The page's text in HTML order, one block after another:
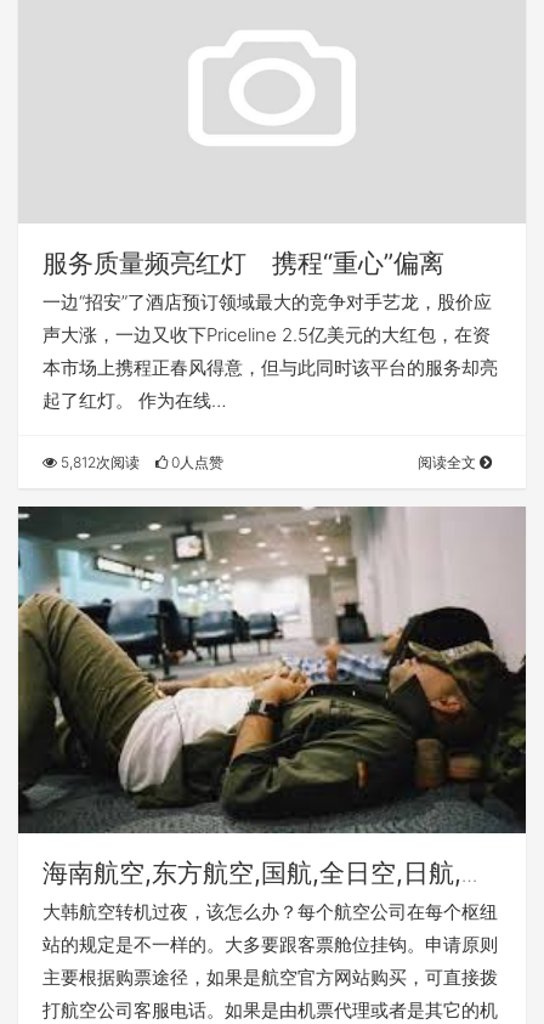
服务质量频亮红灯 携程“重心”偏离
一边“招安”了酒店预订领域最大的竞争对手艺龙，股价应
声大涨，一边又收下Priceline 2.5亿美元的大红包，在资
本市场上携程正春风得意，但与此同时该平台的服务却亮
起了红灯。 作为在线…
5,812次阅读 0人点赞 阅读全文
海南航空,东方航空,国航,全日空,日航,大
韩航空,韩亚航空可申请过夜中转酒店。
大韩航空转机过夜，该怎么办？每个航空公司在每个枢纽
站的规定是不一样的。大多要跟客票舱位挂钩。申请原则
主要根据购票途径，如果是航空官方网站购买，可直接拨
打航空公司客服电话。如果是由机票代理或者是其它的机